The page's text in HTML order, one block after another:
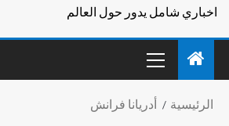
اخباري شامل يدور حول العالم
الرئيسية أدريانا فرانش